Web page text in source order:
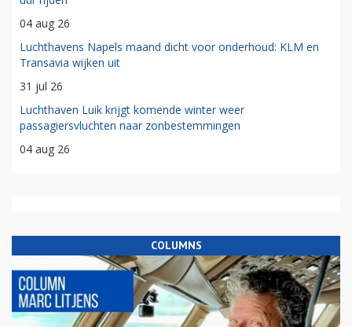
04 aug 26
Luchthavens Napels maand dicht voor onderhoud: KLM en
Transavia wijken uit
31 jul 26
Luchthaven Luik krijgt komende winter weer
passagiersvluchten naar zonbestemmingen
04 aug 26
COLUMNS